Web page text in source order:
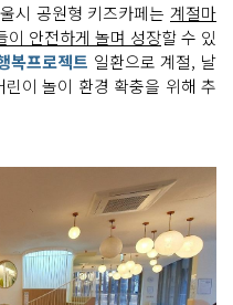
시 공원형 키즈카페는 계절마
이 안전하게 놀며 성장할 수 있
복프로젝트 일환으로 계절, 날
이 놀이 환경 확충을 위해 추